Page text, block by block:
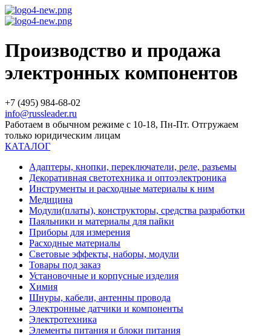
Производство и продажа
электронных компонентов
+7 (495) 984-68-02
info@russleader.ru
Работаем в обычном режиме с 10-18, Пн-Пт. Отгружаем
только юридическим лицам
КАТАЛОГ
Адаптеры, кнопки, переключатели, реле, разъемы
Декоративная светотехника и оптоэлектроника
Инструменты и расходные материалы к ним
Медицина
Модули(платы), конструкторы, средства разработки
Паяльники и материалы для пайки
Приборы для измерения
Расходные материалы
Световые эффекты, наборы, модули
Товары под заказ
Установочные и корпусные изделия
Химия
Шнуры, кабели, антенны провода
Электронные датчики и компоненты
Электротехника
Элементы питания и блоки питания